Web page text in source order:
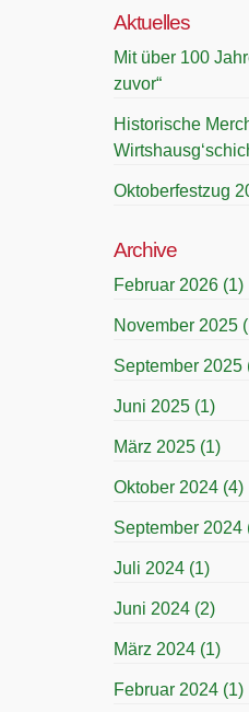
Aktuelles
Mit über 100
zuvor“
Historische
Oktoberfestzug
Archive
Februar 2026 (1)
November 2025
September 2025
Juni 2025 (1)
März 2025 (1)
Oktober 2024 (4)
September 2024
Juli 2024 (1)
Juni 2024 (2)
März 2024 (1)
Februar 2024 (1)